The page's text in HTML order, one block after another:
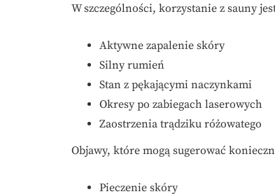
W szczególności, korzystanie z sauny
Aktywne zapalenie skóry
Silny rumień
Stan z pękającymi naczynkami
Okresy po zabiegach laserowych
Zaostrzenia trądziku różowatego
Objawy, które mogą sugerować
Pieczenie skóry